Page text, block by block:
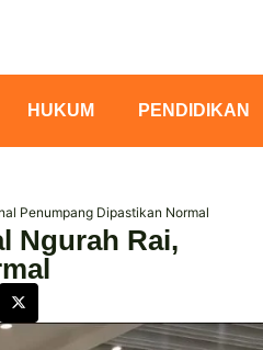
HUKUM PENDIDIKAN
Penumpang Dipastikan Normal
Ngurah Rai,